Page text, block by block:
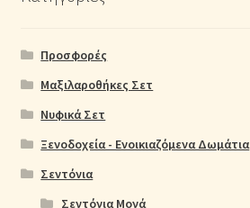
Προσφορές
Μαξιλαροθήκες Σετ
Νυφικά Σετ
Ξενοδοχεία - Ενοικιαζόμενα Δωμάτια
Σεντόνια
Σεντόνια Μονά